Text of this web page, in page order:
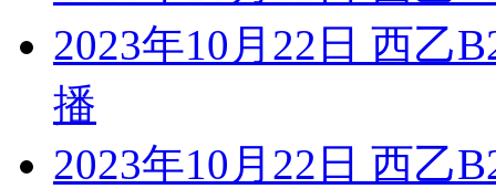
2023年10月22日 西乙
播
2023年10月22日 西乙